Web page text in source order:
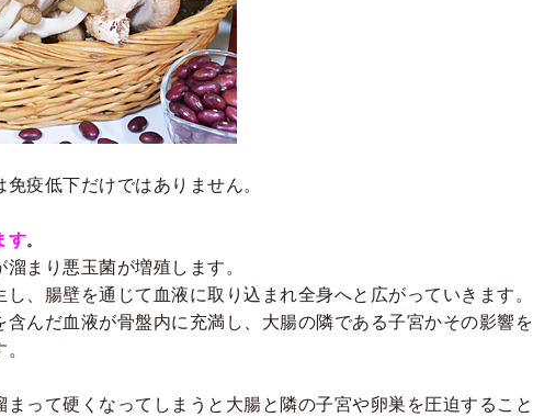
疫低下だけではありません。
す。
まり悪玉菌が増殖します。
、腸壁を通じて血液に取り込まれ全身へと広がっていきます。
んだ血液が骨盤内に充満し、大腸の隣である子宮かその影響を
って硬くなってしまうと大腸と隣の子宮や卵巣を圧迫すること